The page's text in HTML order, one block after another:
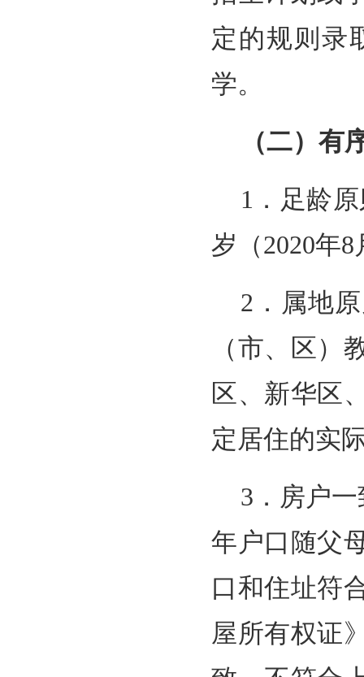
定的规则录
学。
（二）有
1．足龄
岁（2020年
2．属地
（市、区）
区、新华区
定居住的实
3．房户
年户口随父
口和住址符
屋所有权证